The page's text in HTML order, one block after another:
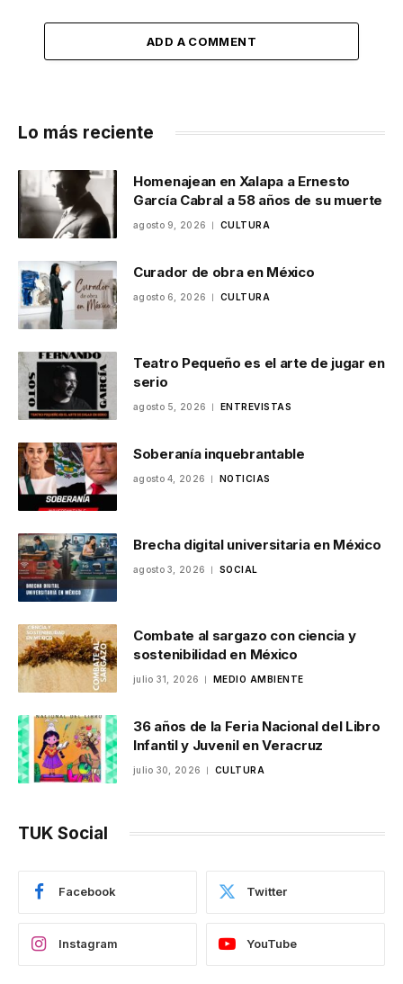
ADD A COMMENT
Lo más reciente
Homenajean en Xalapa a Ernesto
García Cabral a 58 años de su muerte
agosto 9, 2026 CULTURA
Curador de obra en México
agosto 6, 2026 CULTURA
Teatro Pequeño es el arte de jugar en
serio
agosto 5, 2026 ENTREVISTAS
Soberanía inquebrantable
agosto 4, 2026 NOTICIAS
Brecha digital universitaria en México
agosto 3, 2026 SOCIAL
Combate al sargazo con ciencia y
sostenibilidad en México
julio 31, 2026 MEDIO AMBIENTE
36 años de la Feria Nacional del Libro
Infantil y Juvenil en Veracruz
julio 30, 2026 CULTURA
TUK Social
Facebook Twitter
Instagram YouTube